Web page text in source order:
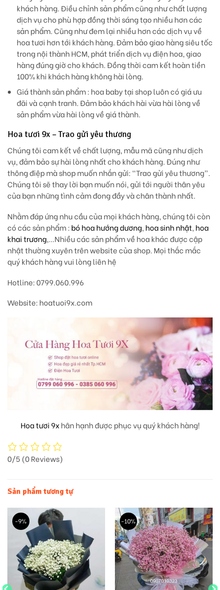
khách hàng. Điều chỉnh sản phẩm cũng như chất lượng
dịch vụ cho phù hợp đồng thời sáng tạo nhiều hơn các
sản phẩm. Cũng như đem lại nhiều hơn các dịch vụ về
hoa tươi hơn tới khách hàng. Đảm bảo giao hàng siêu tốc
trong nội thành HCM, phát triển dịch vụ điện hoa, giao
hàng đúng giờ cho khách. Đồng thời cam kết hoàn tiền
100% khi khách hàng không hài lòng.
Giá thành sản phẩm: hoa baby tại shop luôn có giá ưu
đãi và cạnh tranh. Đảm bảo khách hài vừa hài lòng về
sản phẩm vừa hài lòng về giá thành.
Hoa tươi 9x – Trao gửi yêu thương
Chúng tôi cam kết về chất lượng, mẫu mã cũng như dịch
vụ, đảm bảo sự hài lòng nhất cho khách hàng. Đúng như
thông điệp mà shop muốn nhắn gửi: “Trao gửi yêu thương”.
Chúng tôi sẽ thay lời bạn muốn nói, gửi tới người thân yêu
của bạn những tình cảm đong đầy và chân thành nhất.
Nhằm đáp ứng nhu cầu của mọi khách hàng, chúng tôi còn
có các sản phẩm : bó hoa hướng dương, hoa sinh nhật, hoa
khai trương,…Nhiều các sản phẩm về hoa khác được cập
nhật thường xuyên trên website của shop. Mọi thắc mắc
quý khách hàng vui lòng liên hệ
Hotline: 0799.060.996
Website: hoatuoi9x.com
Hoa tươi 9xhân hạnh được phục vụ quý khách hàng!
0/5(0 Reviews)
Sản phẩm tương tự
-9% -10%